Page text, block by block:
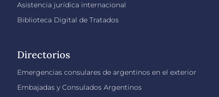
Asistencia jurídica internacional
Biblioteca Digital de Tratados
Directorios
Emergencias consulares de argentinos en el exterior
Embajadas y Consulados Argentinos